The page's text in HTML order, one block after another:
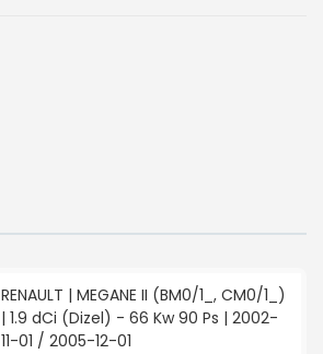
RENAULT | MEGANE II (BM0/1_, CM0/1_)
| 1.9 dCi (Dizel) - 66 Kw 90 Ps | 2002-
11-01 / 2005-12-01